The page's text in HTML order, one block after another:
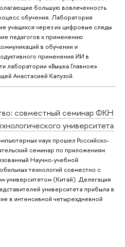
большую вовлеченность
обучения. Лаборатория
учащихся через их цифровые следы
педагогов к применению
в обучении и
применения ИИ в
лаборатории «Вышка.Главное»
Анастасией Капузой.
совместный семинар ФКН
университета
наук прошел Российско-
семинар по приложениям
Научно-учебной
технологий совместно с
университетом (Китай). Делегация
университета прибыла в
в интенсивной четырехдневной